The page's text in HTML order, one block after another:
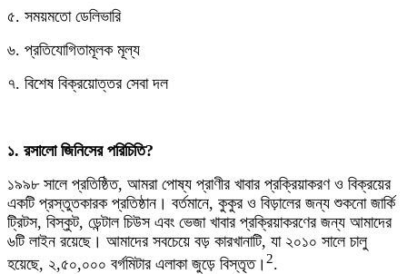
৫. সময়মতো ডেলিভারি
৬. প্রতিযোগিতামূলক মূল্য
৭. বিশেষ বিক্রয়োত্তর সেবা দল
১. রসালো জিনিসের পরিচিতি?
১৯৯৮ সালে প্রতিষ্ঠিত, আমরা পোষ্য প্রাণীর খাবার প্রক্রিয়াকরণ ও বিক্রয়ের
একটি প্রস্তুতকারক প্রতিষ্ঠান। বর্তমানে, কুকুর ও বিড়ালের জন্য শুকনো জার্কি
ট্রিটস, বিস্কুট, ডেন্টাল চিউস এবং ভেজা খাবার প্রক্রিয়াকরণের জন্য আমাদের
৬টি লাইন রয়েছে। আমাদের সবচেয়ে বড় কারখানাটি, যা ২০১০ সালে চালু
হয়েছে, ২,৫০,০০০ বর্গমিটার এলাকা জুড়ে বিস্তৃত। 2.